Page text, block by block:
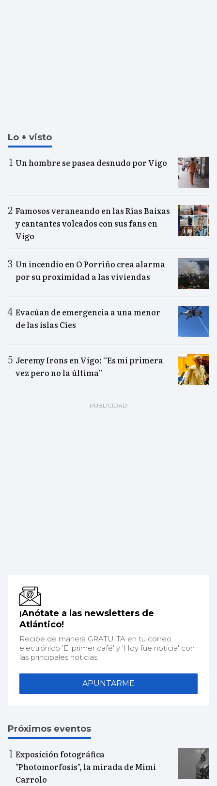
Lo + visto
Un hombre se pasea desnudo por Vigo
Famosos veraneando en las Rías Baixas
y cantantes volcados con sus fans en
Vigo
Un incendio en O Porriño crea alarma
por su proximidad a las viviendas
Evacúan de emergencia a una menor
de las islas Cíes
Jeremy Irons en Vigo: “Es mi primera
vez pero no la última”
¡Anótate a las newsletters de
Atlántico!
Recibe de manera GRATUITA en tu correo
electrónico 'El primer café' y 'Hoy fue noticia' con
las principales noticias.
APUNTARME
Próximos eventos
Exposición fotográfica
"Photomorfosis", la mirada de Mimi
Carrolo